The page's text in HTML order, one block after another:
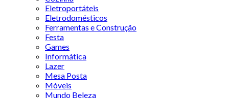
Eletroportáteis
Eletrodomésticos
Ferramentas e Construção
Festa
Games
Informática
Lazer
Mesa Posta
Móveis
Mundo Beleza